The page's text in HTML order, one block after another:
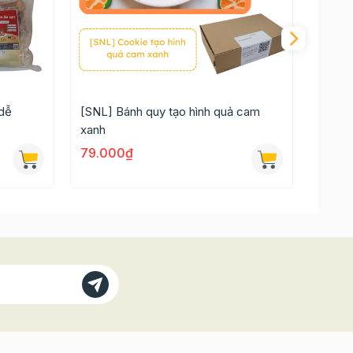
là
[SNL] Bánh quy tạo hình quả cam
xanh
79.000₫